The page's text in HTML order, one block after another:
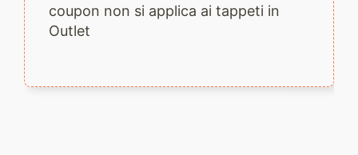
coupon non si applica ai tappeti in
Outlet